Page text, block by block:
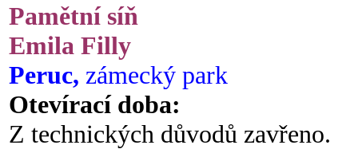
Pamětní síň
Emila Filly
Peruc, zámecký park
Otevírací doba:
Z technických důvodů zavřeno.